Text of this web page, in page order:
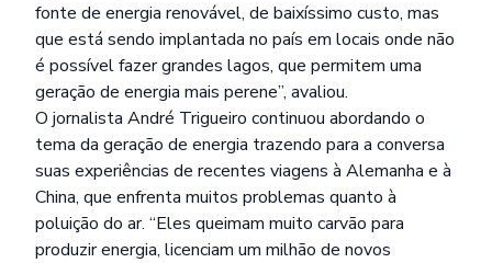
fonte de energia renovável, de baixíssimo custo, mas
que está sendo implantada no país em locais onde não
é possível fazer grandes lagos, que permitem uma
geração de energia mais perene”, avaliou.
O jornalista André Trigueiro continuou abordando o
tema da geração de energia trazendo para a conversa
suas experiências de recentes viagens à Alemanha e à
China, que enfrenta muitos problemas quanto à
poluição do ar. “Eles queimam muito carvão para
produzir energia, licenciam um milhão de novos